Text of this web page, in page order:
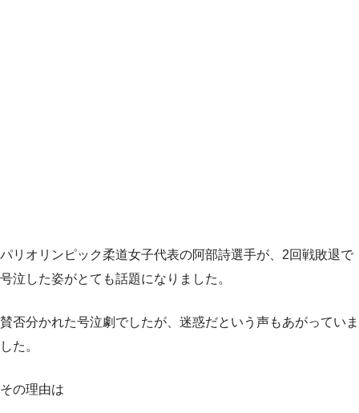
パリオリンピック柔道女子代表の阿部詩選手が、2回戦敗退で
号泣した姿がとても話題になりました。
賛否分かれた号泣劇でしたが、迷惑だという声もあがっていま
した。
その理由は